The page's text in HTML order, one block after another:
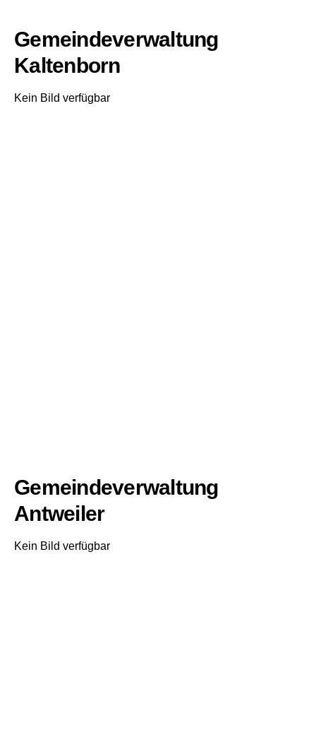
Gemeindeverwaltung
Kaltenborn
Kein Bild verfügbar
Gemeindeverwaltung
Antweiler
Kein Bild verfügbar